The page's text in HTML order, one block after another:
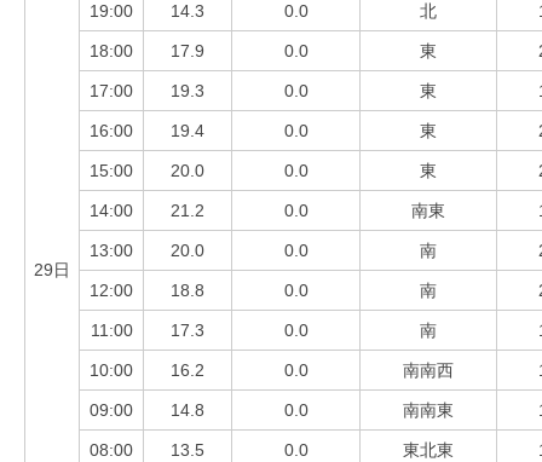
29日
19:00 14.3 0.0 北
18:00 17.9 0.0 東
17:00 19.3 0.0 東
16:00 19.4 0.0 東
15:00 20.0 0.0 東
14:00 21.2 0.0 南東
13:00 20.0 0.0 南
12:00 18.8 0.0 南
11:00 17.3 0.0 南
10:00 16.2 0.0 南南西
09:00 14.8 0.0 南南東
08:00 13.5 0.0 東北東